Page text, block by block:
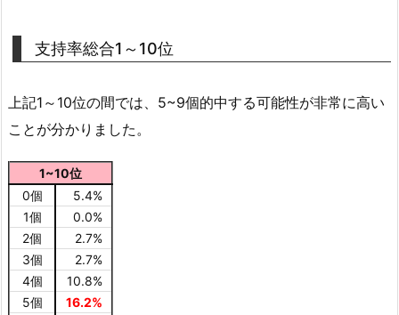
支持率総合1～10位
上記1～10位の間では、5~9個的中する可能性が非常に高い
ことが分かりました。
1~10位
0個
5.4%
1個
0.0%
2個
2.7%
3個
2.7%
4個
10.8%
5個
16.2%